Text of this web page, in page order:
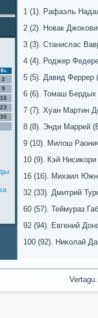
Вс
2
9
16
23
30
1 (1). Рафаэль
2 (2). Новак
3 (3). Станислас
4 (4). Роджер
5 (5). Давид Феррер
6 (6). Томаш Бердых
7 (7). Хуан Мартин
8 (8). Энди Маррей
9 (10). Милош
10 (9). Кэй
16 (16). Михаил
32 (33). Дмитрий
60 (57). Теймураз
92 (94). Евгений
100 (92). Ниκолай